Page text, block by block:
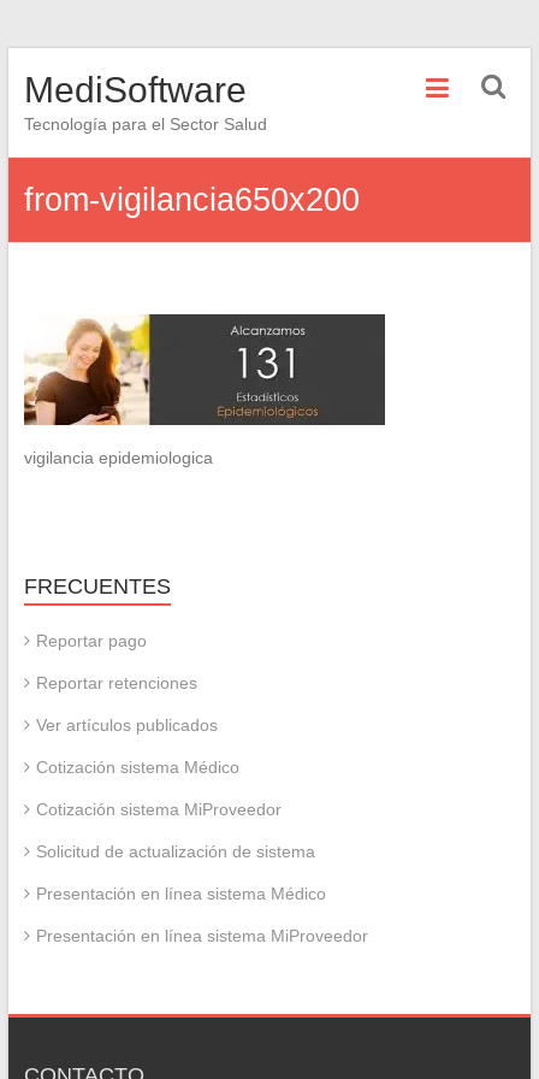
MediSoftware
Tecnología para el Sector Salud
from-vigilancia650x200
vigilancia epidemiologica
FRECUENTES
Reportar pago
Reportar retenciones
Ver artículos publicados
Cotización sistema Médico
Cotización sistema MiProveedor
Solicitud de actualización de sistema
Presentación en línea sistema Médico
Presentación en línea sistema MiProveedor